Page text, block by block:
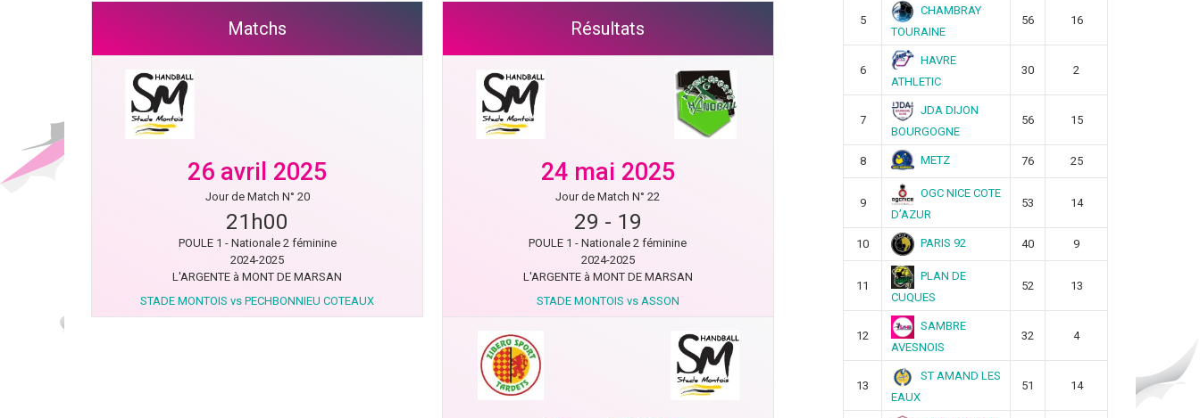
Matchs
26 avril 2025
Jour de Match N° 20
21h00
POULE 1 - Nationale 2 féminine
2024-2025
L'ARGENTE à MONT DE MARSAN
STADE MONTOIS vs PECHBONNIEU COTEAUX
Résultats
24 mai 2025
Jour de Match N° 22
29 - 19
POULE 1 - Nationale 2 féminine
2024-2025
L'ARGENTE à MONT DE MARSAN
STADE MONTOIS vs ASSON
5
CHAMBRAY
TOURAINE
56 16
6
HAVRE
ATHLETIC
30 2
7
JDA DIJON
BOURGOGNE
56 15
8 METZ 76 25
9
OGC NICE COTE
D’AZUR
53 14
10 PARIS 92 40 9
11
PLAN DE
CUQUES
52 13
12
SAMBRE
AVESNOIS
32 4
13
ST AMAND LES
EAUX
51 14